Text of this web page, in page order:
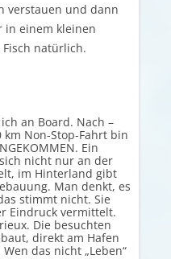
verstauen und dann
in einem kleinen
natürlich.
an Board. Nach –
Non-Stop-Fahrt bin
Ein
nicht nur an der
im Hinterland gibt
Man denkt, es
stimmt nicht. Sie
Eindruck vermittelt.
Die besuchten
direkt am Hafen
das nicht „Leben“